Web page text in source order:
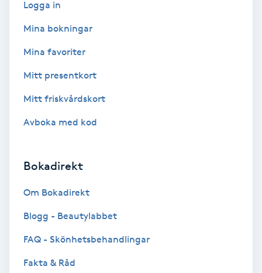
Torrborstning
Triggerpunktsmassage
Trådning
Vaccination
Vampyrbehandling
Vaxning
Logga in
Mina bokningar
Mina favoriter
Mitt presentkort
Mitt friskvårdskort
Avboka med kod
Bokadirekt
Om Bokadirekt
Blogg - Beautylabbet
FAQ - Skönhetsbehandlingar
Fakta & Råd